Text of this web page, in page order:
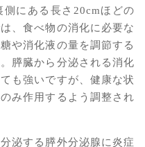
にある長さ20cmほどの
、食べ物の消化に必要な
や消化液の量を調節する
膵臓から分泌される消化
も強いですが、健康な状
み作用するよう調整され
泌する膵外分泌腺に炎症